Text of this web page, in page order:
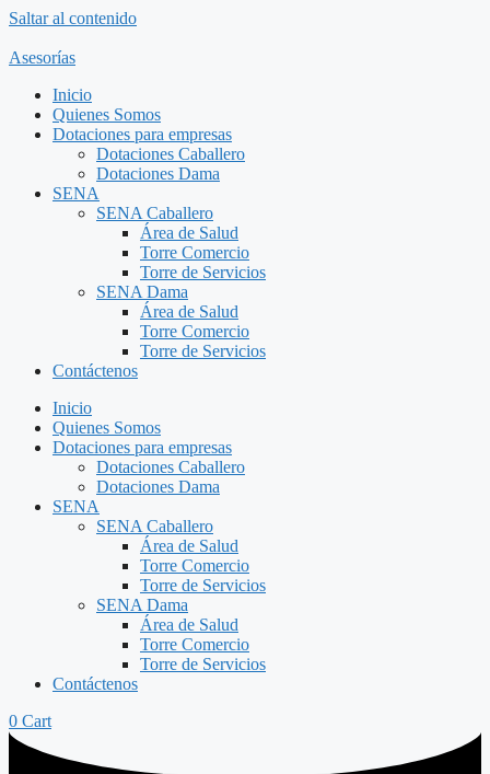
Saltar al contenido
Asesorías
Inicio
Quienes Somos
Dotaciones para empresas
Dotaciones Caballero
Dotaciones Dama
SENA
SENA Caballero
Área de Salud
Torre Comercio
Torre de Servicios
SENA Dama
Área de Salud
Torre Comercio
Torre de Servicios
Contáctenos
Inicio
Quienes Somos
Dotaciones para empresas
Dotaciones Caballero
Dotaciones Dama
SENA
SENA Caballero
Área de Salud
Torre Comercio
Torre de Servicios
SENA Dama
Área de Salud
Torre Comercio
Torre de Servicios
Contáctenos
0 Cart